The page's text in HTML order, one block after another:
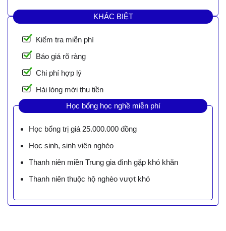
KHÁC BIỆT
Kiểm tra miễn phí
Báo giá rõ ràng
Chi phí hợp lý
Hài lòng mới thu tiền
Học bổng học nghề miễn phí
Học bổng trị giá 25.000.000 đồng
Học sinh, sinh viên nghèo
Thanh niên miền Trung gia đình gặp khó khăn
Thanh niên thuộc hộ nghèo vượt khó